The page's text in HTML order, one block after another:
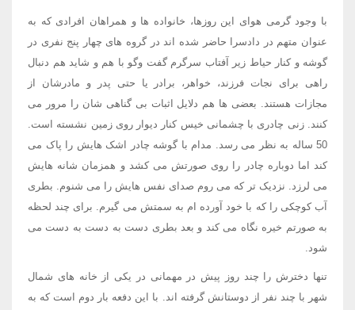
با وجود گرمی هوای این روزها، خانواده ها و همراهان افرادی که به
عنوان متهم در دادسرا حاضر شده اند در گروه های چهار پنج نفری در
گوشه و کنار حیاط زیر آفتاب سرگرم گفت وگو با هم و شاید هم دنبال
راهی برای نجات فرزند، خواهر، برادر یا حتی پدر و مادرشان از
مجازات هستند. بعضی ها هم دلایل اثبات بی گناهی شان را مرور می
کنند. زنی چادری با چشمانی خیس کنار دیوار روی زمین نشسته است.
50 ساله به نظر می رسد. مدام با گوشه چادر اشک هایش را پاک می
کند اما دوباره چادر را روی صورتش می کشد و همزمان شانه هایش
می لرزد. نزدیک تر که می روم صدای نفس هایش را می شنوم. بطری
آب کوچکی را که با خود آورده ام به سمتش می گیرم. برای چند لحظه
به صورتم خیره نگاه می کند و بعد بطری دست به دست به دست می
شود.
تنها دخترش را چند روز پیش در مهمانی در یکی از خانه های شمال
شهر با چند نفر از دوستانش گرفته اند. با این دفعه بار دوم است که به